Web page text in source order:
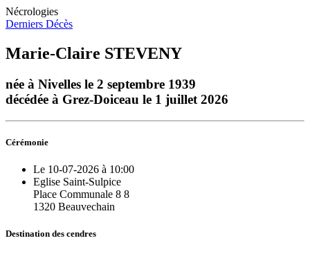
Nécrologies
Derniers Décès
Marie-Claire STEVENY
née à Nivelles le 2 septembre 1939
décédée à Grez-Doiceau le 1 juillet 2026
Cérémonie
Le 10-07-2026 à 10:00
Eglise Saint-Sulpice
Place Communale 8 8
1320 Beauvechain
Destination des cendres